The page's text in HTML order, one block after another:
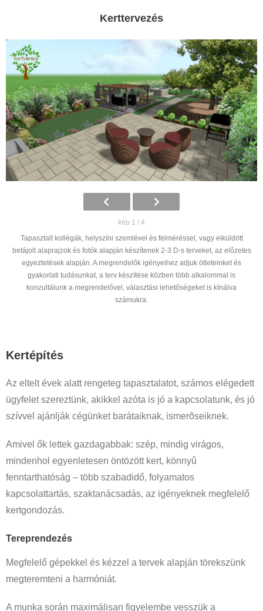
Kerttervezés
kép 1 / 4
Tapasztalt kollégák, helyszíni szemlével és felméréssel, vagy elküldött
betájolt alaprajzok és fotók alapján készítenek 2-3 D-s terveket, az előzetes
egyeztetések alapján. A megrendelők igényeihez adjuk ötleteinket és
gyakorlati tudásunkat, a terv készítése közben több alkalommal is
konzultálunk a megrendelővel, választási lehetőségeket is kínálva
számukra.
Kertépítés
Az eltelt évek alatt rengeteg tapasztalatot, számos elégedett
ügyfelet szereztünk, akikkel azóta is jó a kapcsolatunk, és jó
szívvel ajánlják cégünket barátaiknak, ismerõseiknek.
Amivel ők lettek gazdagabbak: szép, mindig virágos,
mindenhol egyenletesen öntözött kert, könnyû
fenntarthatóság – több szabadidő, folyamatos
kapcsolattartás, szaktanácsadás, az igényeknek megfelelő
kertgondozás.
Tereprendezés
Megfelelő gépekkel és kézzel a tervek alapján törekszünk
megteremteni a harmóniát.
A munka során maximálisan figyelembe vesszük a